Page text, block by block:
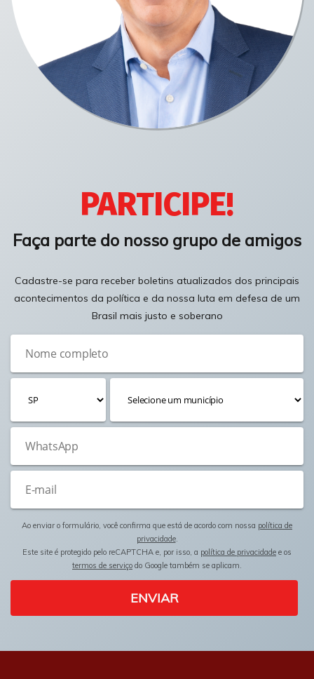
PARTICIPE!
Faça parte do nosso grupo de amigos
Cadastre-se para receber boletins atualizados dos principais
acontecimentos da política e da nossa luta em defesa de um
Brasil mais justo e soberano
Ao enviar o formulário, você confirma que está de acordo com nossa política de
privacidade.
Este site é protegido pelo reCAPTCHA e, por isso, a política de privacidade e os
termos de serviço do Google também se aplicam.
ENVIAR